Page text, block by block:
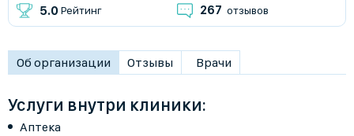
5.0 Рейтинг 267 отзывов
Об организации Отзывы Врачи
Услуги внутри клиники:
Аптека